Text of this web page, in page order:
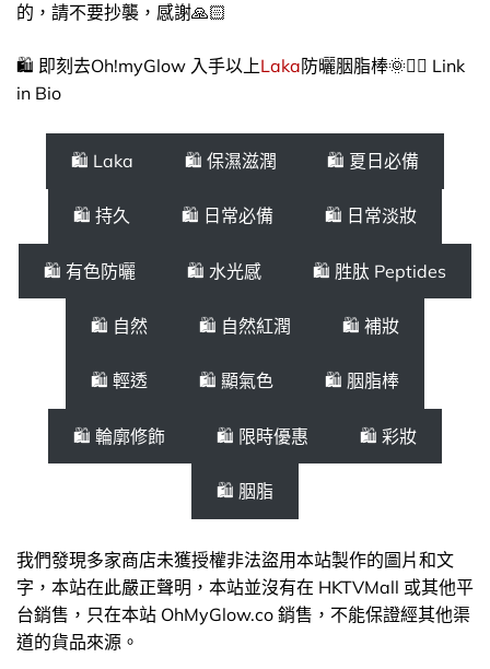
的，請不要抄襲，感謝🙏🏻
🛍️ 即刻去Oh!myGlow 入手以上Laka防曬胭脂棒🌞​​👉🏻 Link
in Bio
🛍 Laka 🛍 保濕滋潤 🛍 夏日必備
🛍 持久 🛍 日常必備 🛍 日常淡妝
🛍 有色防曬 🛍 水光感 🛍 胜肽 Peptides
🛍 自然 🛍 自然紅潤 🛍 補妝
🛍 輕透 🛍 顯氣色 🛍 胭脂棒
🛍 輪廓修飾 🛍 限時優惠 🛍 彩妝
🛍 胭脂
我們發現多家商店未獲授權非法盜用本站製作的圖片和文
字，本站在此嚴正聲明，本站並沒有在 HKTVMall 或其他平
台銷售，只在本站 OhMyGlow.co 銷售，不能保證經其他渠
道的貨品來源。